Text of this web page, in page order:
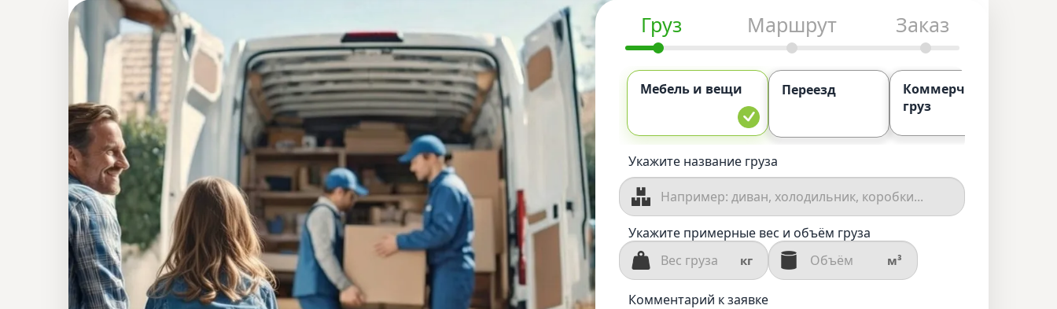
Груз Маршрут Заказ
Мебель и вещи Переезд
Коммерческий
груз
Укажите название груза
Укажите примерные вес и объём груза
кг м³
Комментарий к заявке